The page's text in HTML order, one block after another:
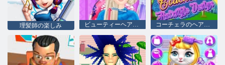
理髪師の楽しみ ビューティーヘアサロン コーチェラのヘアスタイルのデザイン